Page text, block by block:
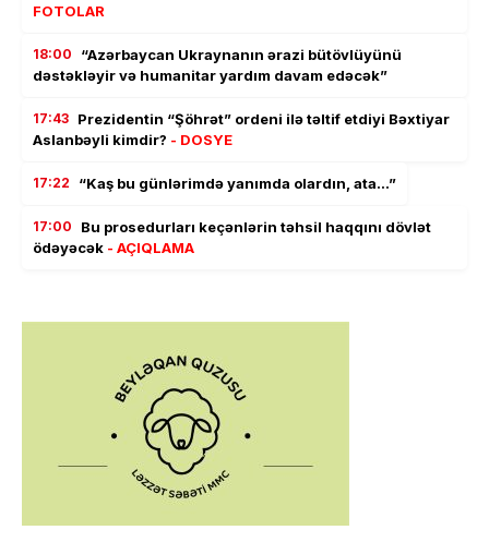
FOTOLAR
18:00
“Azərbaycan Ukraynanın ərazi bütövlüyünü
dəstəkləyir və humanitar yardım davam edəcək”
17:43 Prezidentin “Şöhrət” ordeni ilə təltif etdiyi Bəxtiyar
Aslanbəyli kimdir? - DOSYE
17:22 “Kaş bu günlərimdə yanımda olardın, ata…”
17:00
Bu prosedurları keçənlərin təhsil haqqını dövlət
ödəyəcək - AÇIQLAMA